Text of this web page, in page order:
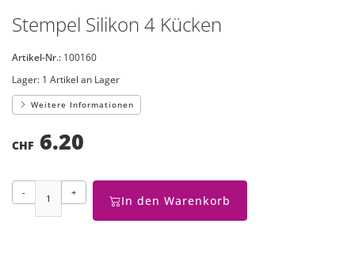
Stempel Silikon 4 Kücken
Artikel-Nr.: 100160
Lager: 1 Artikel an Lager
Weitere Informationen
CHF 6.20
- +
In den Warenkorb